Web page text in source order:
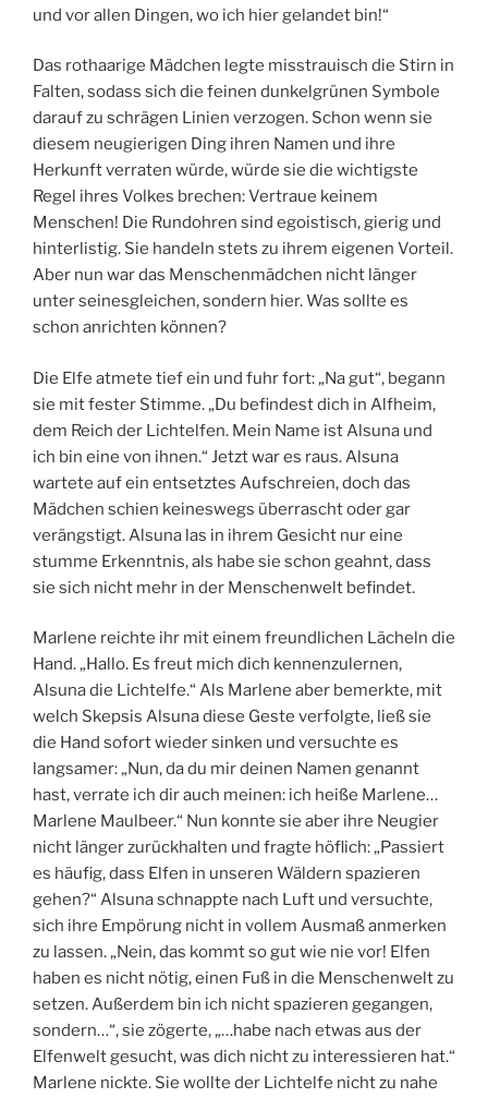
und vor allen Dingen, wo ich hier gelandet bin!“
Das rothaarige Mädchen legte misstrauisch die Stirn in
Falten, sodass sich die feinen dunkelgrünen Symbole
darauf zu schrägen Linien verzogen. Schon wenn sie
diesem neugierigen Ding ihren Namen und ihre
Herkunft verraten würde, würde sie die wichtigste
Regel ihres Volkes brechen: Vertraue keinem
Menschen! Die Rundohren sind egoistisch, gierig und
hinterlistig. Sie handeln stets zu ihrem eigenen Vorteil.
Aber nun war das Menschenmädchen nicht länger
unter seinesgleichen, sondern hier. Was sollte es
schon anrichten können?
Die Elfe atmete tief ein und fuhr fort: „Na gut“, begann
sie mit fester Stimme. „Du befindest dich in Alfheim,
dem Reich der Lichtelfen. Mein Name ist Alsuna und
ich bin eine von ihnen.“ Jetzt war es raus. Alsuna
wartete auf ein entsetztes Aufschreien, doch das
Mädchen schien keineswegs überrascht oder gar
verängstigt. Alsuna las in ihrem Gesicht nur eine
stumme Erkenntnis, als habe sie schon geahnt, dass
sie sich nicht mehr in der Menschenwelt befindet.
Marlene reichte ihr mit einem freundlichen Lächeln die
Hand. „Hallo. Es freut mich dich kennenzulernen,
Alsuna die Lichtelfe.“ Als Marlene aber bemerkte, mit
welch Skepsis Alsuna diese Geste verfolgte, ließ sie
die Hand sofort wieder sinken und versuchte es
langsamer: „Nun, da du mir deinen Namen genannt
hast, verrate ich dir auch meinen: ich heiße Marlene…
Marlene Maulbeer.“ Nun konnte sie aber ihre Neugier
nicht länger zurückhalten und fragte höflich: „Passiert
es häufig, dass Elfen in unseren Wäldern spazieren
gehen?“ Alsuna schnappte nach Luft und versuchte,
sich ihre Empörung nicht in vollem Ausmaß anmerken
zu lassen. „Nein, das kommt so gut wie nie vor! Elfen
haben es nicht nötig, einen Fuß in die Menschenwelt zu
setzen. Außerdem bin ich nicht spazieren gegangen,
sondern…“, sie zögerte, „…habe nach etwas aus der
Elfenwelt gesucht, was dich nicht zu interessieren hat.“
Marlene nickte. Sie wollte der Lichtelfe nicht zu nahe